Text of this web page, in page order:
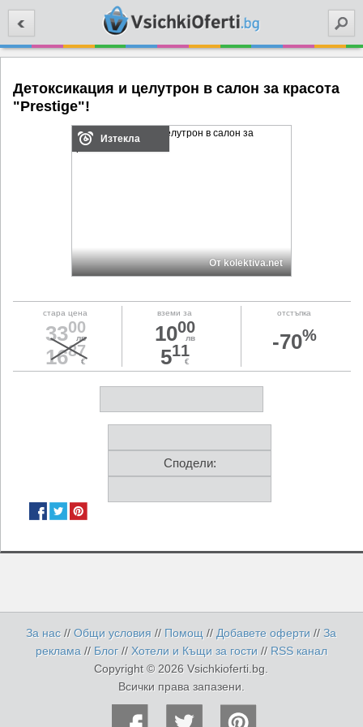
Детоксикация и целутрон в салон за красота
"Prestige"!
Изтекла
От kolektiva.net
стара цена
3300
лв
1687
€
вземи за
1000
лв
511
€
отстъпка
-70%
Сподели:
За нас //Общи условия // Помощ // Добавете оферти//За
реклама // Блог // Хотели и Къщи за гости // RSS канал
Copyright © 2026 Vsichkioferti.bg.
Всички права запазени.